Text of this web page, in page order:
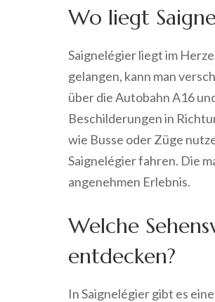
Wo liegt
Saignelégier liegt im
gelangen, kann man
über die Autobahn A16
Beschilderungen in
wie Busse oder Züge
Saignelégier fahren. Die
angenehmen Erlebnis.
Welche
entdecken?
In Saignelégier gibt es